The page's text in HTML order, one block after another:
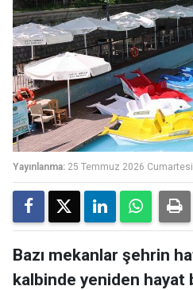
Yayınlanma: 25 Temmuz 2026
Bazı mekanlar şehrin
kalbinde yeniden hayat